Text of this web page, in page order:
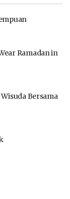
Ramadan in
Bersama